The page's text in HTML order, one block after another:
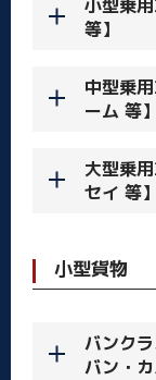
小型乗
等】
中型乗
ーム 等】
大型乗
セイ 等】
小型貨物
バンク
バン・